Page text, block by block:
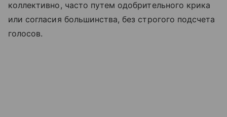
коллективно, часто путем одобрительного крика
или согласия большинства, без строгого подсчета
голосов.